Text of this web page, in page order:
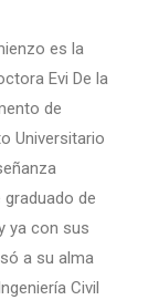
es la
Evi De la
de
Universitario
de
ya con sus
a su alma
Civil